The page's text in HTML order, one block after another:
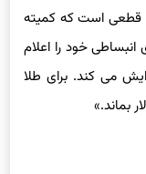
قطعی است که کمیته
انبساطی خود را اعلام
می کند. برای طلا